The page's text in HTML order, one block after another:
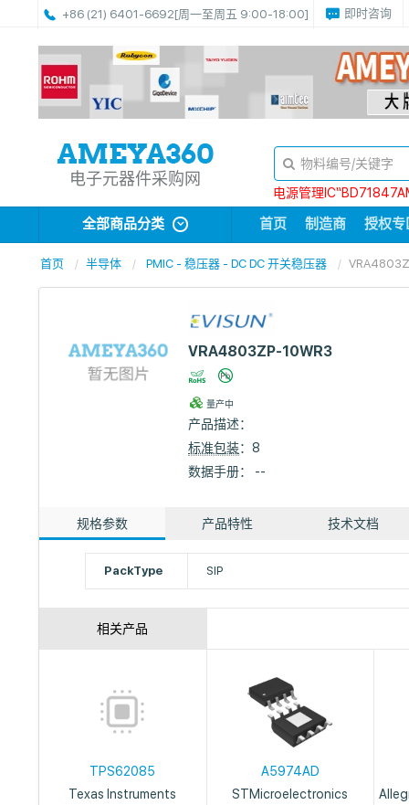
+86 (21) 6401-6692[周一至周五 9:00-18:00] 即时咨询
电子元器件采购网
电源管理
全部商品分类 首页 制造商 授权专
首页 半导体 PMIC - 稳压器 - DC DC 开关稳压器
VRA4803ZP-10WR3
量产中
产品描述：
标准包装：8
数据手册： --
规格参数 产品特性 技术文档
PackType SIP
相关产品
TPS62085
Texas Instruments
A5974AD
STMicroelectronics